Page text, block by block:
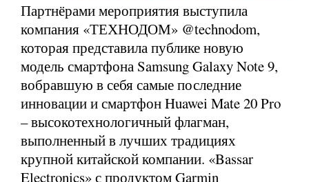
Партнёрами мероприятия выступила
компания «ТЕХНОДОМ» @technodom,
которая представила публике новую
модель смартфона Samsung Galaxy Note 9,
вобравшую в себя самые последние
инновации и смартфон Huawei Mate 20 Pro
– высокотехнологичный флагман,
выполненный в лучших традициях
крупной китайской компании. «Bassar
Electronics» с продуктом Garmin